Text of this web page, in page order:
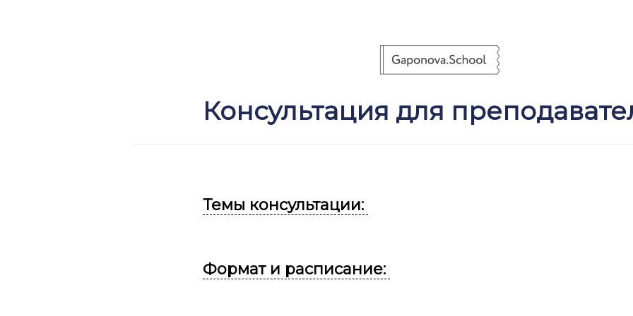
Консультация для
Темы консультации:
Формат и расписание: